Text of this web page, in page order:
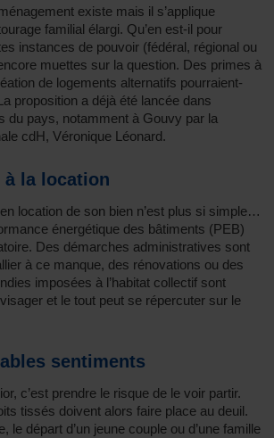
existe mais il s’applique
familial élargi. Qu’en est-il pour
instances de pouvoir (fédéral, régional ou
muettes sur la question. Des primes à
de logements alternatifs pourraient-
proposition a déjà été lancée dans
du pays, notamment à Gouvy par la
cdH, Véronique Léonard.
à la location
location de son bien n’est plus si simple…
énergétique des bâtiments (PEB)
Des démarches administratives sont
à ce manque, des rénovations ou des
imposées à l’habitat collectif sont
et le tout peut se répercuter sur le
sentiments
c’est prendre le risque de le voir partir.
tissés doivent alors faire place au deuil.
le départ d’un jeune couple ou d’une famille